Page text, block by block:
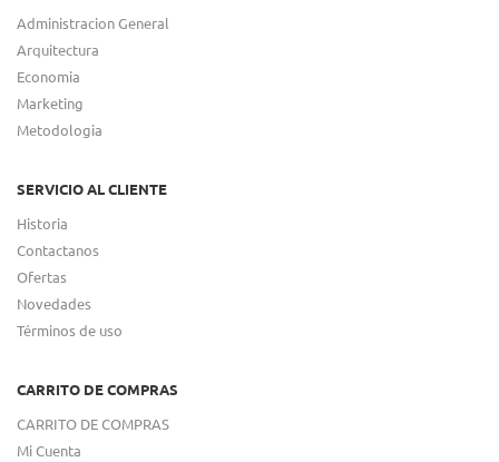
Administracion General
Arquitectura
Economia
Marketing
Metodologia
SERVICIO AL CLIENTE
Historia
Contactanos
Ofertas
Novedades
Términos de uso
CARRITO DE COMPRAS
CARRITO DE COMPRAS
Mi Cuenta